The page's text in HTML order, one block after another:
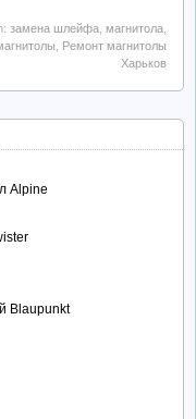
замена шлейфа магнитола
Ремонт магнитолы
Харьков
Alpine
Blaupunkt